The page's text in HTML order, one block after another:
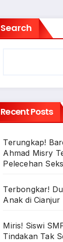
Search
Recent Posts
Terungkap!
Ahmad Misry
Pelecehan
Terbongkar!
Anak di
Miris! Siswi
Tindakan Tak